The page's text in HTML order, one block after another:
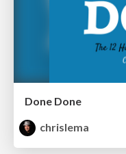
Done Done
chrislema